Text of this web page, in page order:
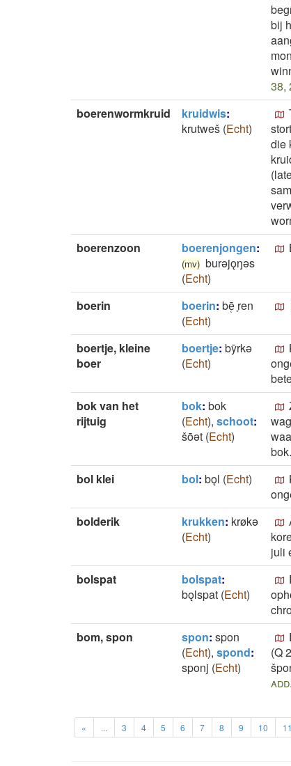
bij
38,
boerenwormkruid
kruidwis:
krutweš (Echt)
die
boerenzoon
boerenjongen:
(mv) burǝjǫŋǝs
(Echt)
boerin boerin: bē̜ ̞ren
(Echt)
boertje, kleine
boer
boertje: bȳrkǝ
(Echt)
bok van het
rijtuig
bok: bok
(Echt), schoot:
šōǝt (Echt)
bok.
bol klei
bol: bǫl (Echt)
bolderik
krukken: krøkǝ
(Echt)
juli
bolspat
bolspat:
bǫlspat (Echt)
bom, spon
spon: spon
(Echt), spond:
sponj (Echt)
(Q
« ... 3 4 5 6 7 8 9 10 11